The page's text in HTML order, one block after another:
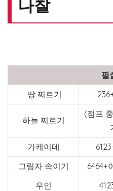
나찰
필
땅 찌르기
하늘 찌르기
(점프
가케이데
그림자 속이기
6464+
우인